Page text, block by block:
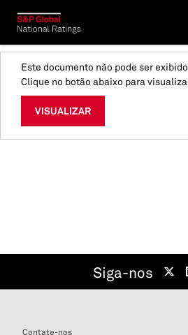
Este documento não pode ser
Clique no botão abaixo para
VISUALIZAR
Siga-nos
Contate-nos